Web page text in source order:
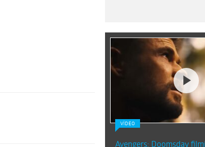
VİDEO
Avengers: Doomsday